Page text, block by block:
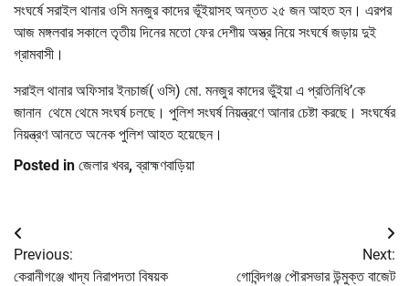
সংঘর্ষে সরাইল থানার ওসি মনজুর কাদের ভূঁইয়াসহ অন্তত ২৫ জন আহত হন। এরপর
আজ মঙ্গলবার সকালে তৃতীয় দিনের মতো ফের দেশীয় অস্ত্র নিয়ে সংঘর্ষে জড়ায় দুই
গ্রামবাসী।
সরাইল থানার অফিসার ইনচার্জ( ওসি) মো. মনজুর কাদের ভুঁইয়া এ প্রতিনিধি’কে
জানান থেমে থেমে সংঘর্ষ চলছে। পুলিশ সংঘর্ষ নিয়ন্ত্রণে আনার চেষ্টা করছে। সংঘর্ষের
নিয়ন্ত্রণ আনতে অনেক পুলিশ আহত হয়েছেন।
Posted in জেলার খবর,ব্রাহ্মণবাড়িয়া
Post
navigation
Previous:
কেরানীগঞ্জে খাদ্য নিরাপদতা বিষয়ক
Next:
গোবিন্দগঞ্জ পৌরসভার উন্মুক্ত বাজেট